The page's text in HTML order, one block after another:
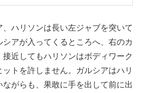
ハリソンは長い左ジャブを突いて
アが入ってくるところへ、右のカ
近してもハリソンはボディワーク
トを許しません。ガルシアはハリ
ながらも、果敢に手を出して前に出